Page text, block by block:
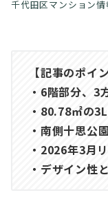
千代田区マンション情
【記事のポイ
・6階部分、3
・80.78㎡の
・南側十思公
・2026年3月
・デザイン性